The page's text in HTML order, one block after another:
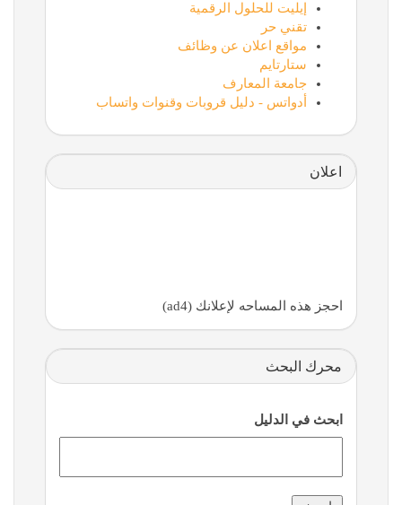
إيليت للحلول الرقمية
تقني حر
مواقع اعلان عن وظائف
ستارتايم
جامعة المعارف
أدواتس - دليل قروبات وقنوات واتساب
اعلان
احجز هذه المساحه لإعلانك (ad4)
محرك البحث
ابحث في الدليل